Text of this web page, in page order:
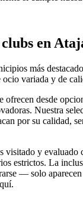
en
más
ocio variada y de
ofrecen desde
Nuestra
por su calidad,
visitado y evaluado
estrictos. La
— solo